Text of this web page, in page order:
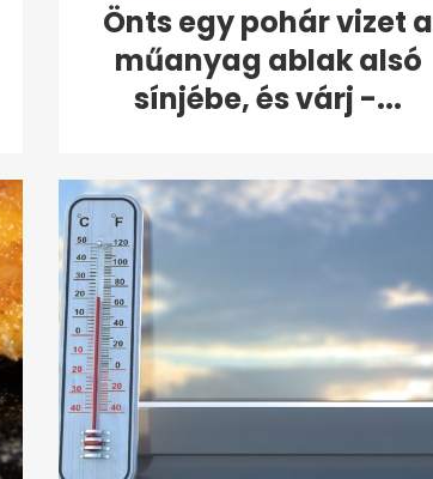
Önts egy pohár vizet a
műanyag ablak alsó
sínjébe, és várj -...